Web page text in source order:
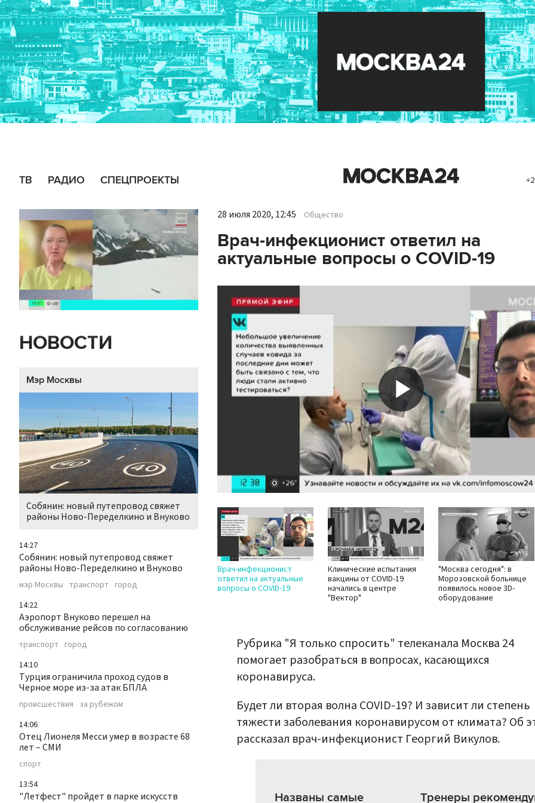
ТВ РАДИО СПЕЦПРОЕКТЫ
НОВОСТИ
Мэр Москвы
Собянин: новый путепровод свяжет
районы Ново-Переделкино и Внуково
14:27
Собянин: новый путепровод свяжет
районы Ново-Переделкино и Внуково
мэр Москвы транспорт город
14:22
Аэропорт Внуково перешел на
обслуживание рейсов по согласованию
транспорт город
14:10
Турция ограничила проход судов в
Черное море из-за атак БПЛА
происшествия за рубежом
14:06
Отец Лионеля Месси умер в возрасте 68
лет – СМИ
спорт
13:54
"Летфест" пройдет в парке искусств
28 июля 2020, 12:45 Общество
Врач-инфекционист ответил на
актуальные вопросы о COVID-19
Play
Video
Врач-инфекционист
ответил на актуальные
вопросы о COVID-19
Клинические испытания
вакцины от COVID-19
начались в центре
"Вектор"
"Москва сегодня": в
Морозовской больнице
появилось новое 3D-
оборудование
Рубрика "Я только спросить" телеканала Москва 24
помогает разобраться в вопросах, касающихся
коронавируса.
Будет ли вторая волна COVID-19? И зависит ли степень
тяжести заболевания коронавирусом от климата? Об
рассказал врач-инфекционист Георгий Викулов.
Названы самые Тренеры